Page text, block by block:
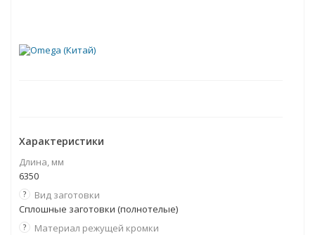
Характеристики
Длина, мм
6350
?
Вид заготовки
Сплошные заготовки (полнотелые)
?
Материал режущей кромки